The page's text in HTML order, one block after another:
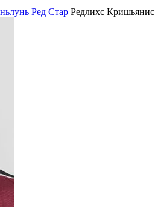
Ред Стар Редлихс Кришьянис